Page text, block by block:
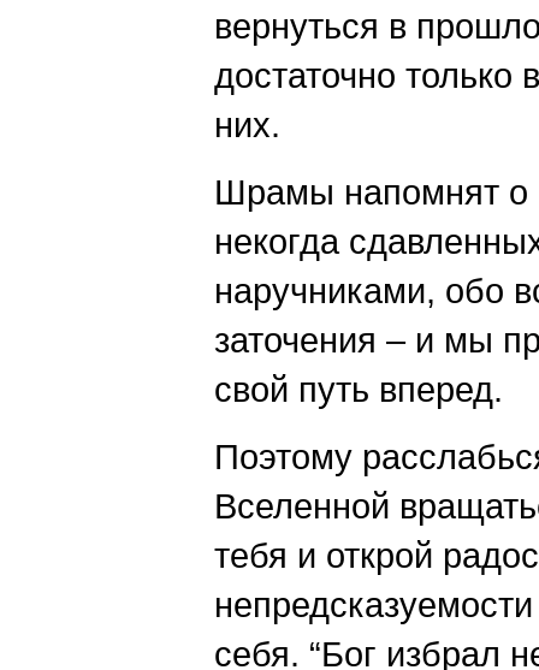
вернуться в
достаточно только
них.
Шрамы напомнят о
некогда
наручниками, обо
заточения – и мы
свой путь вперед.
Поэтому
Вселенной
тебя и открой
себя. “Бог избрал